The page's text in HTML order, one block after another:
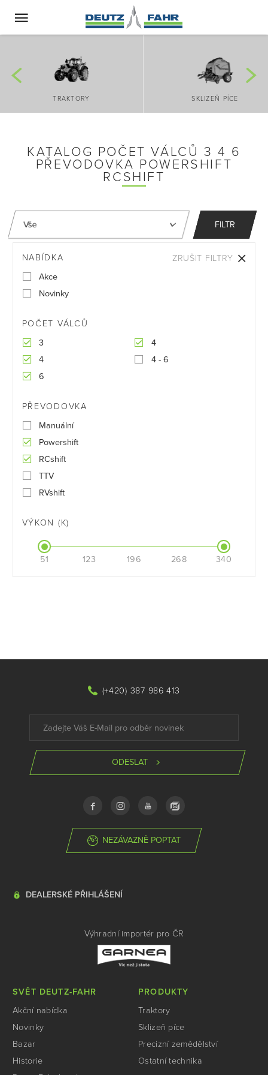
TRAKTORY SKLIZEŇ PÍCE
KATALOG POČET VÁLCŮ 3 4 6
PŘEVODOVKA POWERSHIFT
RCSHIFT
FILTR
NABÍDKA
Akce
Novinky
POČET VÁLCŮ
3
4
4
4 - 6
6
PŘEVODOVKA
Manuální
Powershift
RCshift
TTV
RVshift
VÝKON (K)
51 123 196 268 340
ZRUŠIT FILTRY
(+420) 387 986 413
ODESLAT
NEZÁVAZNĚ POPTAT
DEALERSKÉ PŘIHLÁŠENÍ
Výhradní importér pro ČR
SVĚT DEUTZ-FAHR
Akční nabídka
Novinky
Bazar
Historie
PRODUKTY
Traktory
Sklizeň píce
Precizní zemědělství
Ostatní technika